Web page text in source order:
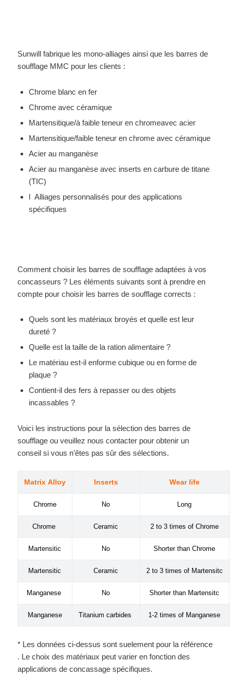
Sunwill fabrique les mono-alliages ainsi que les barres de
soufflage MMC pour les clients :
Chrome blanc en fer
Chrome avec céramique
Martensitique/à faible teneur en chromeavec acier
Martensitique/faible teneur en chrome avec céramique
Acier au manganèse
Acier au manganèse avec inserts en carbure de titane
(TIC)
l Alliages personnalisés pour des applications
spécifiques
Comment choisir les barres de soufflage adaptées à vos
concasseurs ? Les éléments suivants sont à prendre en
compte pour choisir les barres de soufflage corrects :
Quels sont les matériaux broyés et quelle est leur
dureté ?
Quelle est la taille de la ration alimentaire ?
Le matériau est-il enforme cubique ou en forme de
plaque ?
Contient-il des fers à repasser ou des objets
incassables ?
Voici les instructions pour la sélection des barres de
soufflage ou veuillez nous contacter pour obtenir un
conseil si vous n’êtes pas sûr des sélections.
Matrix Alloy Inserts Wear life
Chrome No Long
Chrome Ceramic 2 to 3 times of Chrome
Martensitic No Shorter than Chrome
Martensitic Ceramic 2 to 3 times of Martensitc
Manganese No Shorter than Martensitc
Manganese Titanium carbides 1-2 times of Manganese
* Les données ci-dessus sont suelement pour la référence
. Le choix des matériaux peut varier en fonction des
applications de concassage spécifiques.